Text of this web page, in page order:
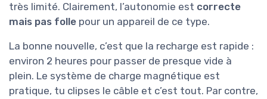
très limité. Clairement, l’autonomie est correcte
mais pas folle pour un appareil de ce type.
La bonne nouvelle, c’est que la recharge est rapide :
environ 2 heures pour passer de presque vide à
plein. Le système de charge magnétique est
pratique, tu clipses le câble et c’est tout. Par contre,